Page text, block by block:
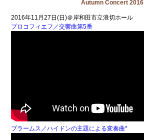
Autumn Concert 2016
2016年11月27日(日)＠岸和田市立浪切ホール
プロコフィエフ／交響曲第5番
ブラームス／ハイドンの主題による変奏曲*